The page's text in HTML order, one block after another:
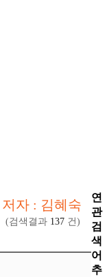
저자 : 김혜숙
(검색결과 137 건)
연
관
검
색
어
추